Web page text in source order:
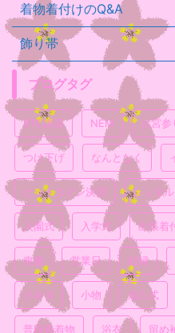
着物着付けのQ&A
飾り帯
ブログタグ
BTC決済 NEM お宮参
つけ下げ なんとなく
ビットコイン決済 レンタル
入園式 入学式 出張着
喪服 営業日 妊婦
小ネタ 小物 成人式
普段着着物 浴衣 留め